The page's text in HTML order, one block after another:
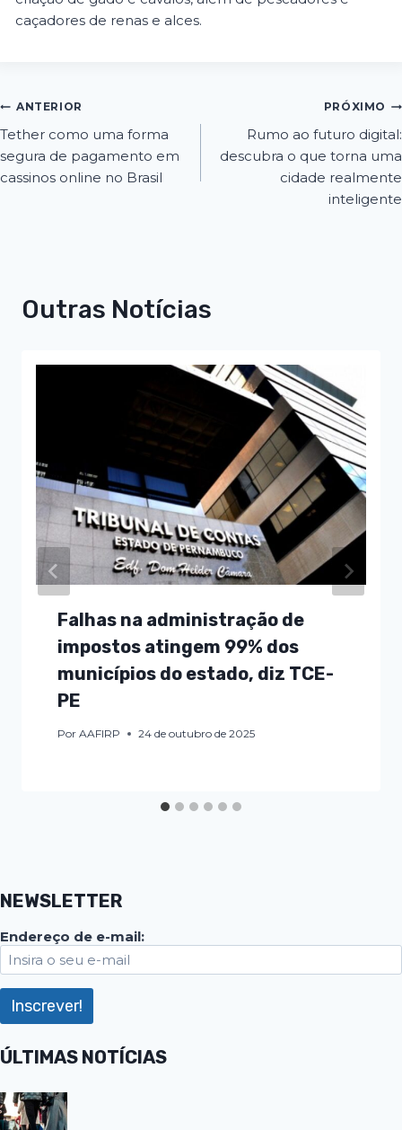
caçadores de renas e alces.
ANTERIOR
Tether como uma forma
segura de pagamento em
cassinos online no Brasil
PRÓXIMO
Rumo ao futuro digital:
descubra o que torna uma
cidade realmente
inteligente
Outras Notícias
Falhas na administração de
impostos atingem 99% dos
municípios do estado, diz TCE-
PE
Por AAFIRP 24 de outubro de 2025
NEWSLETTER
Endereço de e-mail:
ÚLTIMAS NOTÍCIAS